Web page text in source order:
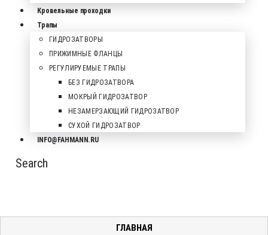
Кровельные проходки
Трапы
ГИДРОЗАТВОРЫ
ПРИЖИМНЫЕ ФЛАНЦЫ
РЕГУЛИРУЕМЫЕ ТРАПЫ
БЕЗ ГИДРОЗАТВОРА
МОКРЫЙ ГИДРОЗАТВОР
НЕЗАМЕРЗАЮЩИЙ ГИДРОЗАТВОР
СУХОЙ ГИДРОЗАТВОР
INFO@FAHMANN.RU
Search
ГЛАВНАЯ